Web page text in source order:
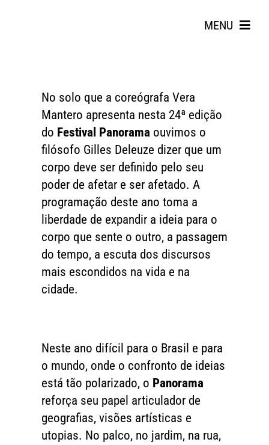
MENU
for:
No solo que a coreógrafa Vera
Mantero apresenta nesta 24ª edição
do Festival Panoramaouvimos o
filósofo Gilles Deleuze dizer que um
corpo deve ser definido pelo seu
poder de afetar e ser afetado. A
programação deste ano toma a
liberdade de expandir a ideia para o
corpo que sente o outro, a passagem
do tempo, a escuta dos discursos
mais escondidos na vida e na
cidade.
Neste ano difícil para o Brasil e para
o mundo, onde o confronto de ideias
está tão polarizado, o Panorama
reforça seu papel articulador de
geografias, visões artísticas e
utopias. No palco, no jardim, na rua,